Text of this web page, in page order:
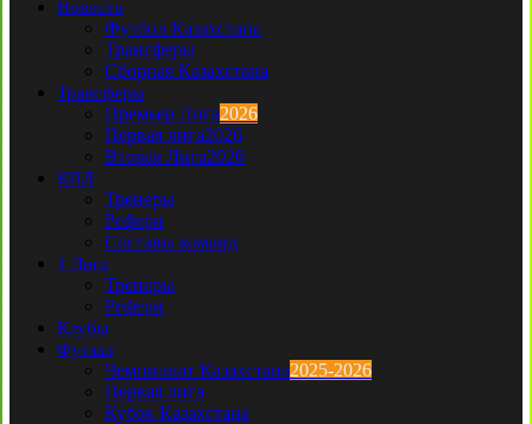
Новости
Футбол Казахстана
Трансферы
Сборная Казахстана
Трансферы
Премьер Лига2026
Первая лига2026
Вторая Лига2026
КПЛ
Тренеры
Рефери
Составы команд
1 Лига
Тренеры
Рефери
Клубы
Футзал
Чемпионат Казахстана2025-2026
Первая лига
Кубок Казахстана